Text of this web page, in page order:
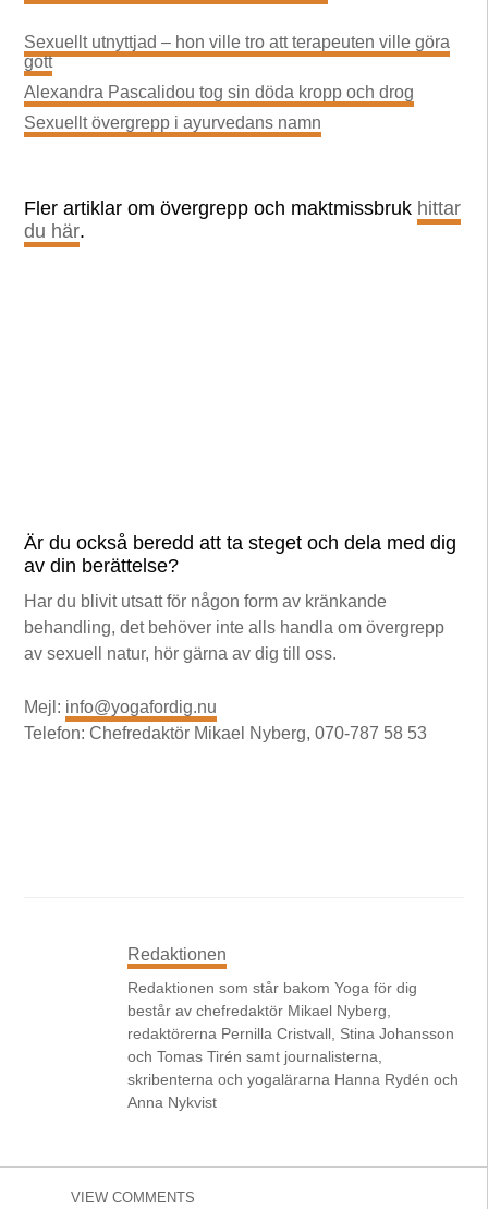
Sexuellt utnyttjad – hon ville tro att terapeuten ville göra
gott
Alexandra Pascalidou tog sin döda kropp och drog
Sexuellt övergrepp i ayurvedans namn
Fler artiklar om övergrepp och maktmissbruk hittar
du här.
Är du också beredd att ta steget och dela med dig
av din berättelse?
Har du blivit utsatt för någon form av kränkande
behandling, det behöver inte alls handla om övergrepp
av sexuell natur, hör gärna av dig till oss.
Mejl: info@yogafordig.nu
Telefon: Chefredaktör Mikael Nyberg, 070-787 58 53
Redaktionen
Redaktionen som står bakom Yoga för dig
består av chefredaktör Mikael Nyberg,
redaktörerna Pernilla Cristvall, Stina Johansson
och Tomas Tirén samt journalisterna,
skribenterna och yogalärarna Hanna Rydén och
Anna Nykvist
VIEW COMMENTS